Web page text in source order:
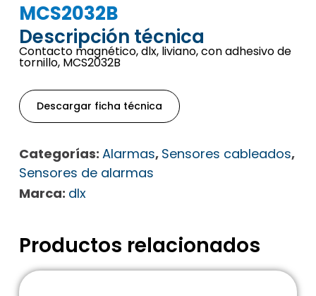
MCS2032B
Descripción técnica
Contacto magnético, dlx, liviano, con adhesivo de
tornillo, MCS2032B
Descargar ficha técnica
Categorías: Alarmas, Sensores cableados,
Sensores de alarmas
Marca: dlx
Productos relacionados